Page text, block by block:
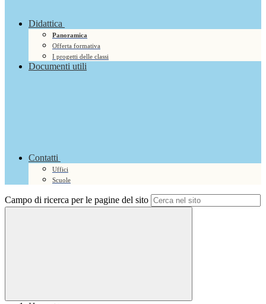
Didattica
Panoramica
Offerta formativa
I progetti delle classi
Documenti utili
Contatti
Uffici
Scuole
Campo di ricerca per le pagine del sito